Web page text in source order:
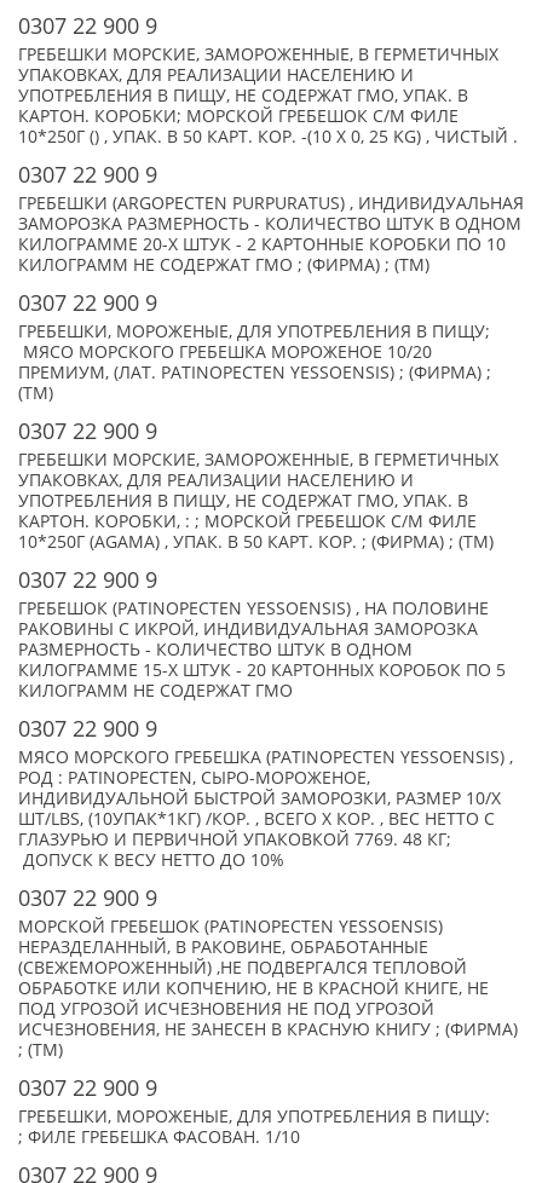
0307 22 900 9
ГРЕБЕШКИ МОРСКИЕ, ЗАМОРОЖЕННЫЕ, В ГЕРМЕТИЧНЫХ
УПАКОВКАХ, ДЛЯ РЕАЛИЗАЦИИ НАСЕЛЕНИЮ И
УПОТРЕБЛЕНИЯ В ПИЩУ, НЕ СОДЕРЖАТ ГМО, УПАК. В
КАРТОН. КОРОБКИ; МОРСКОЙ ГРЕБЕШОК С/М ФИЛЕ
10*250Г () , УПАК. В 50 КАРТ. КОР. -(10 X 0, 25 KG) , ЧИСТЫЙ .
0307 22 900 9
ГРЕБЕШКИ (ARGOPECTEN PURPURATUS) , ИНДИВИДУАЛЬНАЯ
ЗАМОРОЗКА РАЗМЕРНОСТЬ - КОЛИЧЕСТВО ШТУК В ОДНОМ
КИЛОГРАММЕ 20-X ШТУК - 2 КАРТОННЫЕ КОРОБКИ ПО 10
КИЛОГРАММ НЕ СОДЕРЖАТ ГМО ; (ФИРМА) ; (TM)
0307 22 900 9
ГРЕБЕШКИ, МОРОЖЕНЫЕ, ДЛЯ УПОТРЕБЛЕНИЯ В ПИЩУ;
МЯСО МОРСКОГО ГРЕБЕШКА МОРОЖЕНОЕ 10/20
ПРЕМИУМ, (ЛАТ. PATINOPECTEN YESSOENSIS) ; (ФИРМА) ;
(TM)
0307 22 900 9
ГРЕБЕШКИ МОРСКИЕ, ЗАМОРОЖЕННЫЕ, В ГЕРМЕТИЧНЫХ
УПАКОВКАХ, ДЛЯ РЕАЛИЗАЦИИ НАСЕЛЕНИЮ И
УПОТРЕБЛЕНИЯ В ПИЩУ, НЕ СОДЕРЖАТ ГМО, УПАК. В
КАРТОН. КОРОБКИ, : ; МОРСКОЙ ГРЕБЕШОК С/М ФИЛЕ
10*250Г (AGAMA) , УПАК. В 50 КАРТ. КОР. ; (ФИРМА) ; (TM)
0307 22 900 9
ГРЕБЕШОК (PATINOPECTEN YESSOENSIS) , НА ПОЛОВИНЕ
РАКОВИНЫ С ИКРОЙ, ИНДИВИДУАЛЬНАЯ ЗАМОРОЗКА
РАЗМЕРНОСТЬ - КОЛИЧЕСТВО ШТУК В ОДНОМ
КИЛОГРАММЕ 15-X ШТУК - 20 КАРТОННЫХ КОРОБОК ПО 5
КИЛОГРАММ НЕ СОДЕРЖАТ ГМО
0307 22 900 9
МЯСО МОРСКОГО ГРЕБЕШКА (PATINOPECTEN YESSOENSIS) ,
РОД : PATINOPECTEN, СЫРО-МОРОЖЕНОЕ,
ИНДИВИДУАЛЬНОЙ БЫСТРОЙ ЗАМОРОЗКИ, РАЗМЕР 10/X
ШТ/LBS, (10УПАК*1КГ) /КОР. , ВСЕГО X КОР. , ВЕС НЕТТО С
ГЛАЗУРЬЮ И ПЕРВИЧНОЙ УПАКОВКОЙ 7769. 48 КГ;
ДОПУСК К ВЕСУ НЕТТО ДО 10%
0307 22 900 9
МОРСКОЙ ГРЕБЕШОК (PATINOPECTEN YESSOENSIS)
НЕРАЗДЕЛАННЫЙ, В РАКОВИНЕ, ОБРАБОТАННЫЕ
(СВЕЖЕМОРОЖЕННЫЙ) ,НЕ ПОДВЕРГАЛСЯ ТЕПЛОВОЙ
ОБРАБОТКЕ ИЛИ КОПЧЕНИЮ, НЕ В КРАСНОЙ КНИГЕ, НЕ
ПОД УГРОЗОЙ ИСЧЕЗНОВЕНИЯ НЕ ПОД УГРОЗОЙ
ИСЧЕЗНОВЕНИЯ, НЕ ЗАНЕСЕН В КРАСНУЮ КНИГУ ; (ФИРМА)
; (TM)
0307 22 900 9
ГРЕБЕШКИ, МОРОЖЕНЫЕ, ДЛЯ УПОТРЕБЛЕНИЯ В ПИЩУ:
; ФИЛЕ ГРЕБЕШКА ФАСОВАН. 1/10
0307 22 900 9